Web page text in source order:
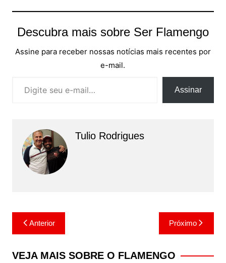
Descubra mais sobre Ser Flamengo
Assine para receber nossas notícias mais recentes por
e-mail.
Assinar
Tulio Rodrigues
Navegação
de
Post
Anterior Próximo
VEJA MAIS SOBRE O FLAMENGO